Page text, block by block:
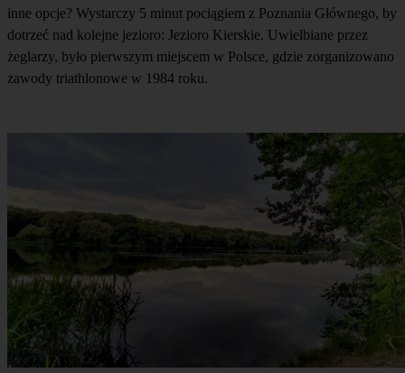
inne opcje? Wystarczy 5 minut pociągiem z Poznania Głównego, by
dotrzeć nad kolejne jezioro: Jezioro Kierskie. Uwielbiane przez
żeglarzy, było pierwszym miejscem w Polsce, gdzie zorganizowano
zawody triathlonowe w 1984 roku.